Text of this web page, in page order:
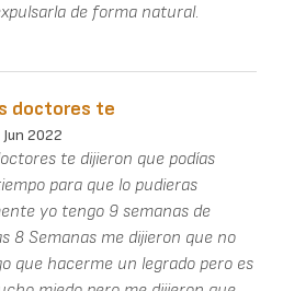
de forma natural.
doctores te
2022
te dijieron que podías
para que lo pudieras
yo tengo 9 semanas de
8 Semanas me dijieron que no
que hacerme un legrado pero es